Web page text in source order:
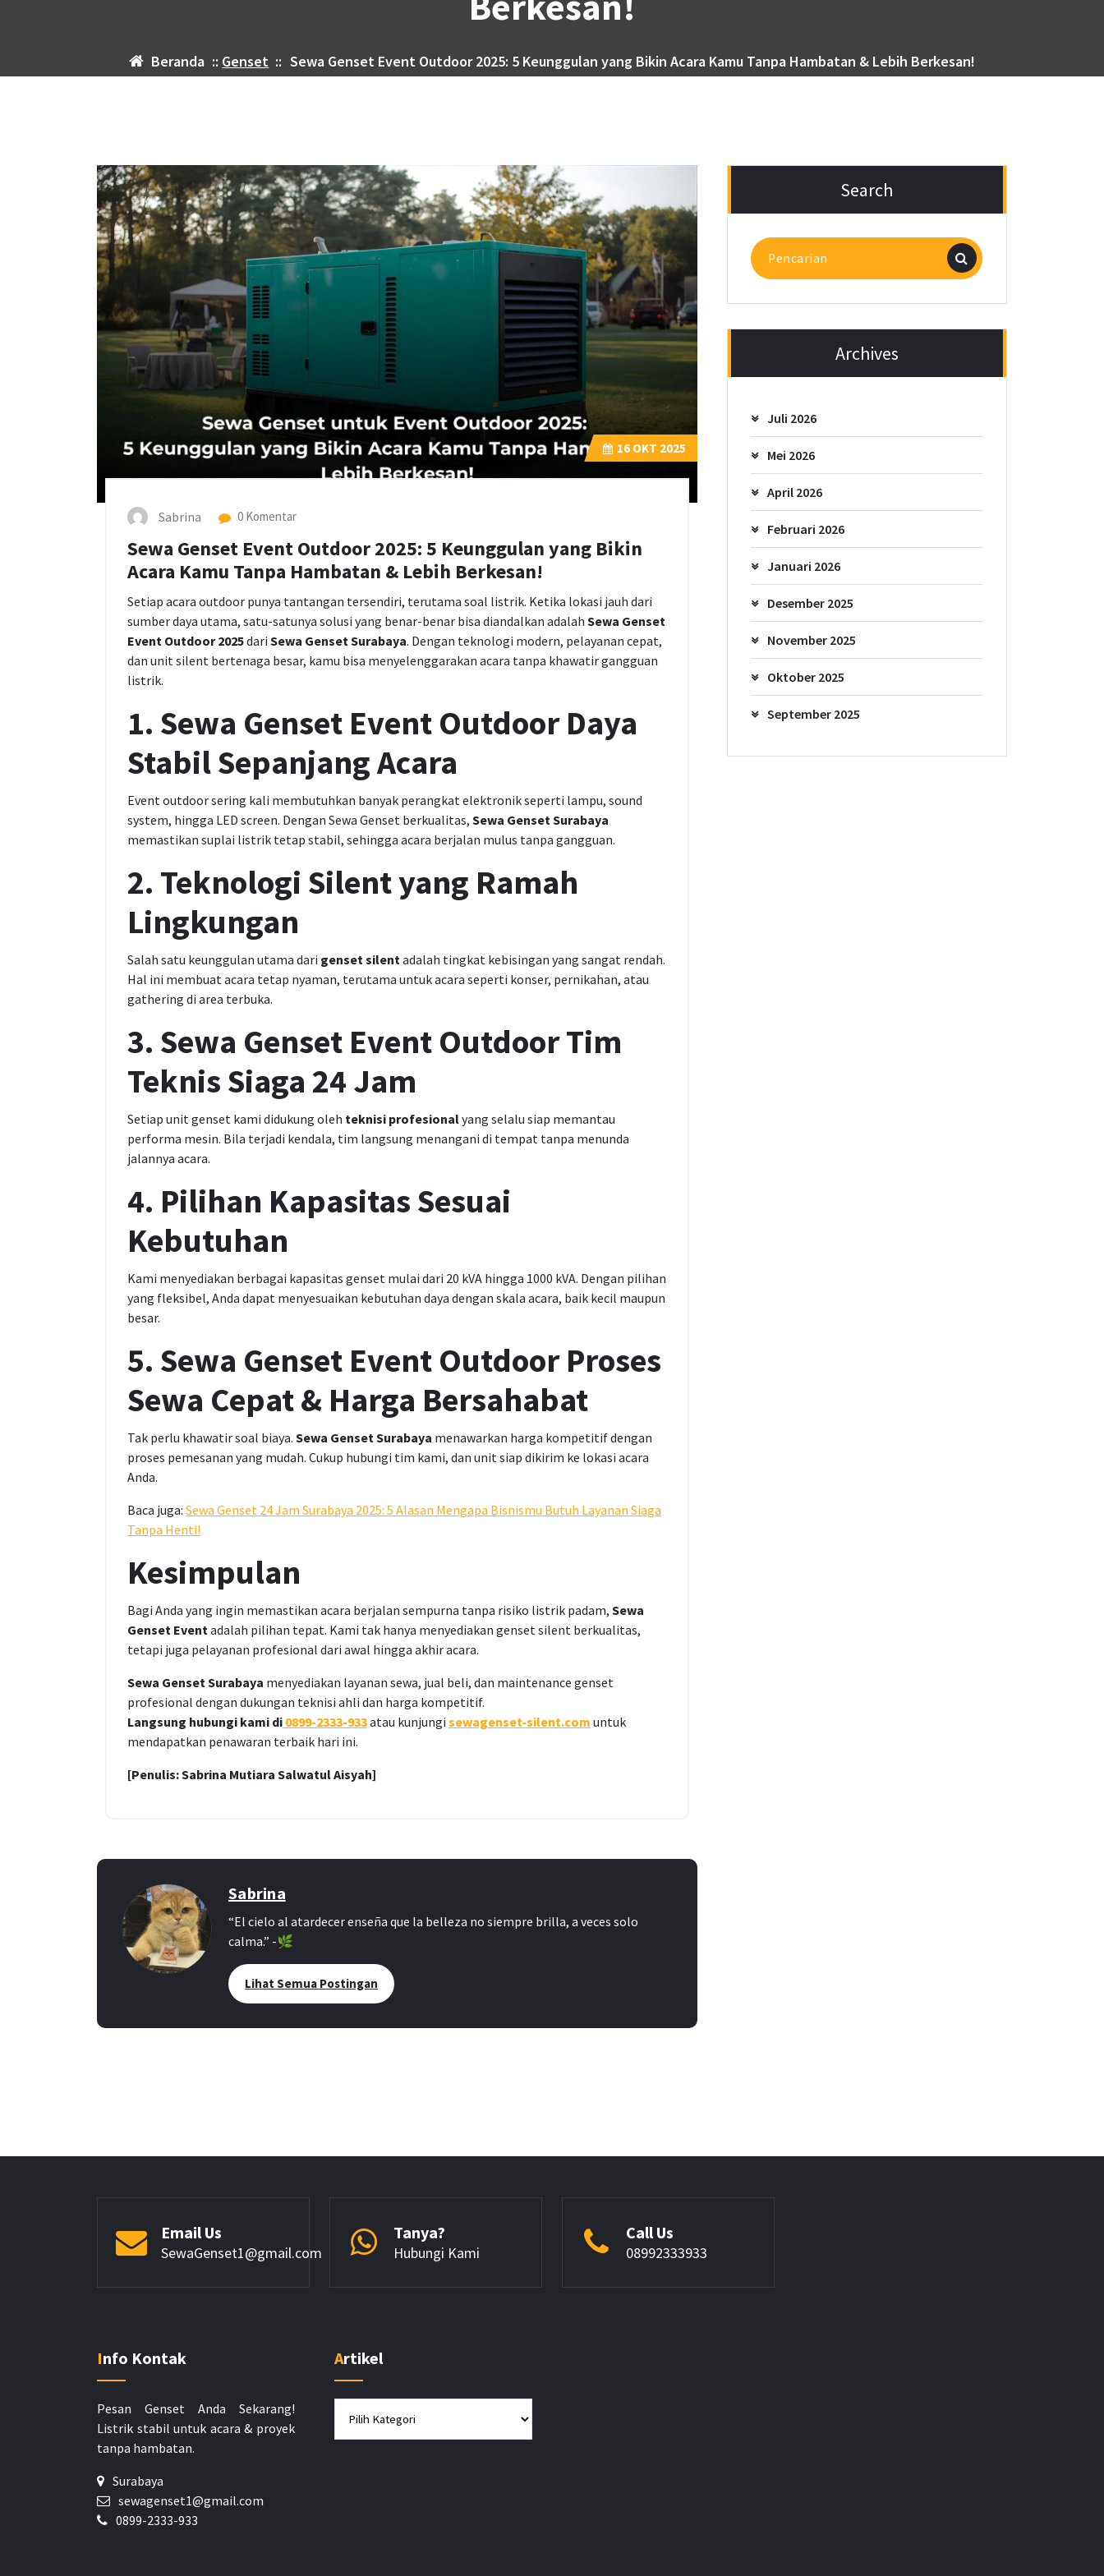
Beranda :: Genset :: Sewa Genset Event Outdoor 2025: 5 Keunggulan yang Bikin Acara Kamu Tanpa Hambatan & Lebih Berkesan!
16OKT 2025
Sabrina 0 Komentar
Sewa Genset Event Outdoor 2025: 5 Keunggulan yang Bikin
Acara Kamu Tanpa Hambatan & Lebih Berkesan!
Setiap acara outdoor punya tantangan tersendiri, terutama soal listrik. Ketika lokasi jauh dari
sumber daya utama, satu-satunya solusi yang benar-benar bisa diandalkan adalah Sewa Genset
Event Outdoor 2025dari Sewa Genset Surabaya. Dengan teknologi modern, pelayanan cepat,
dan unit silent bertenaga besar, kamu bisa menyelenggarakan acara tanpa khawatir gangguan
listrik.
1. Sewa Genset Event Outdoor Daya
Stabil Sepanjang Acara
Event outdoor sering kali membutuhkan banyak perangkat elektronik seperti lampu, sound
system, hingga LED screen. Dengan Sewa Genset berkualitas, Sewa Genset Surabaya
memastikan suplai listrik tetap stabil, sehingga acara berjalan mulus tanpa gangguan.
2. Teknologi Silent yang Ramah
Lingkungan
Salah satu keunggulan utama dari genset silent adalah tingkat kebisingan yang sangat rendah.
Hal ini membuat acara tetap nyaman, terutama untuk acara seperti konser, pernikahan, atau
gathering di area terbuka.
3. Sewa Genset Event Outdoor Tim
Teknis Siaga 24 Jam
Setiap unit genset kami didukung oleh teknisi profesionalyang selalu siap memantau
performa mesin. Bila terjadi kendala, tim langsung menangani di tempat tanpa menunda
jalannya acara.
4. Pilihan Kapasitas Sesuai
Kebutuhan
Kami menyediakan berbagai kapasitas genset mulai dari 20 kVA hingga 1000 kVA. Dengan pilihan
yang fleksibel, Anda dapat menyesuaikan kebutuhan daya dengan skala acara, baik kecil maupun
besar.
5. Sewa Genset Event Outdoor Proses
Sewa Cepat & Harga Bersahabat
Tak perlu khawatir soal biaya. Sewa Genset Surabaya menawarkan harga kompetitif dengan
proses pemesanan yang mudah. Cukup hubungi tim kami, dan unit siap dikirim ke lokasi acara
Anda.
Baca juga: Sewa Genset 24 Jam Surabaya 2025: 5 Alasan Mengapa Bisnismu Butuh Layanan Siaga
Tanpa Henti!
Kesimpulan
Bagi Anda yang ingin memastikan acara berjalan sempurna tanpa risiko listrik padam, Sewa
Genset Event adalah pilihan tepat. Kami tak hanya menyediakan genset silent berkualitas,
tetapi juga pelayanan profesional dari awal hingga akhir acara.
Sewa Genset Surabaya menyediakan layanan sewa, jual beli, dan maintenance genset
profesional dengan dukungan teknisi ahli dan harga kompetitif.
Langsung hubungi kami di 0899-2333-933atau kunjungi sewagenset-silent.com untuk
mendapatkan penawaran terbaik hari ini.
[Penulis: Sabrina Mutiara Salwatul Aisyah]
Sabrina
“El cielo al atardecer enseña que la belleza no siempre brilla, a veces solo
calma.” -🌿
Lihat Semua Postingan
Search
Pencarian
untuk:
Archives
Juli 2026
Mei 2026
April 2026
Februari 2026
Januari 2026
Desember 2025
November 2025
Oktober 2025
September 2025
Email Us
SewaGenset1@gmail.com
Tanya?
Hubungi Kami
Call Us
08992333933
Info Kontak
Pesan Genset Anda Sekarang!
Listrik stabil untuk acara & proyek
tanpa hambatan.
Surabaya
sewagenset1@gmail.com
0899-2333-933
Artikel